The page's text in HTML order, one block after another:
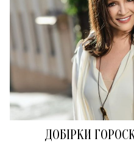
ДОБІРКИ